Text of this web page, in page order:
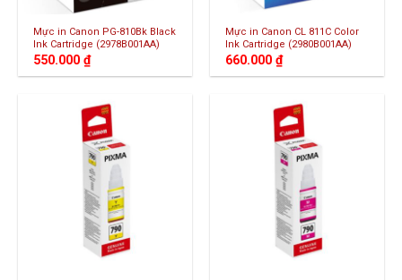
Mực in Canon PG-810Bk Black
Ink Cartridge (2978B001AA)
550.000₫
Mực in Canon CL 811C Color
Ink Cartridge (2980B001AA)
660.000₫